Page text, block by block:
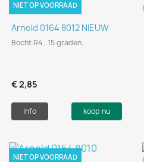
Arnold 0164 8012 NIEUW
Bocht R4 , 15 graden.
€ 2,85
Info koop nu
NIET OP VOORRAAD
NIET OP VOORRAAD